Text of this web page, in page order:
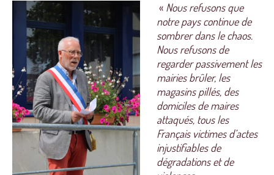
« Nous refusons que
notre pays continue de
sombrer dans le chaos.
Nous refusons de
regarder passivement les
mairies brûler, les
magasins pillés, des
domiciles de maires
attaqués, tous les
Français victimes d’actes
injustifiables de
dégradations et de